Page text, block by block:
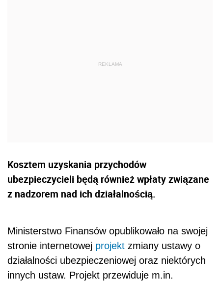
Kosztem uzyskania przychodów
ubezpieczycieli będą również wpłaty związane
z nadzorem nad ich działalnością.
Ministerstwo Finansów opublikowało na swojej
stronie internetowej projekt zmiany ustawy o
działalności ubezpieczeniowej oraz niektórych
innych ustaw. Projekt przewiduje m.in.